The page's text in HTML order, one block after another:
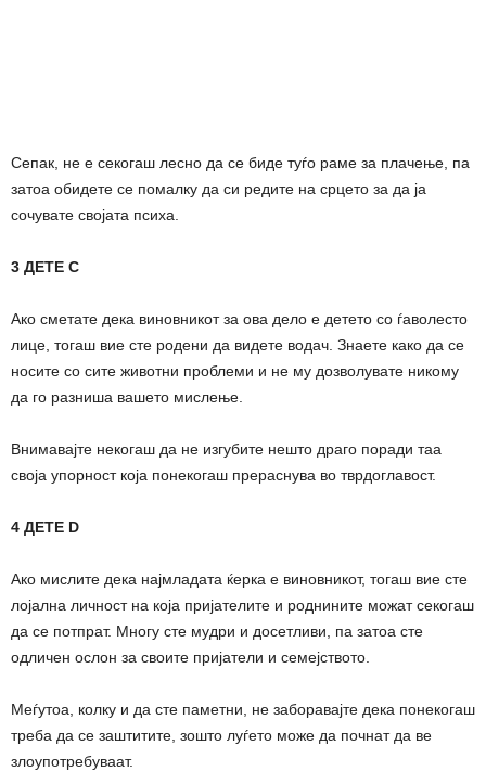
Сепак, не е секогаш лесно да се биде туѓо раме за плачење, па
затоа обидете се помалку да си редите на срцето за да ја
сочувате својата психа.
3 ДЕТЕ С
Ако сметате дека виновникот за ова дело е детето со ѓаволесто
лице, тогаш вие сте родени да видете водач. Знаете како да се
носите со сите животни проблеми и не му дозволувате никому
да го разниша вашето мислење.
Внимавајте некогаш да не изгубите нешто драго поради таа
своја упорност која понекогаш прераснува во тврдоглавост.
4 ДЕТЕ D
Ако мислите дека најмладата ќерка е виновникот, тогаш вие сте
лојална личност на која пријателите и роднините можат секогаш
да се потпрат. Многу сте мудри и досетливи, па затоа сте
одличен ослон за своите пријатели и семејството.
Меѓутоа, колку и да сте паметни, не заборавајте дека понекогаш
треба да се заштитите, зошто луѓето може да почнат да ве
злоупотребуваат.